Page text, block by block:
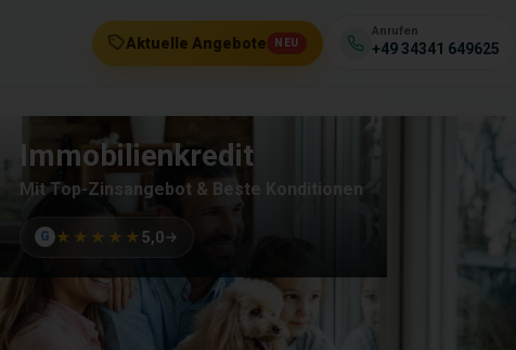
Aktuelle Angebote NEU
Anrufen
+49 34341 649625
Immobilienkredit
Mit Top-Zinsangebot & Beste Konditionen
G ★★★★★5,0